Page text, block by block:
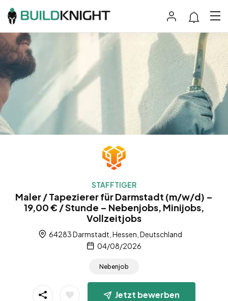
STAFFTIGER
Maler / Tapezierer für Darmstadt (m/w/d) –
19,00 € / Stunde – Nebenjobs, Minijobs,
Vollzeitjobs
64283 Darmstadt, Hessen, Deutschland
04/08/2026
Nebenjob
Jetzt bewerben